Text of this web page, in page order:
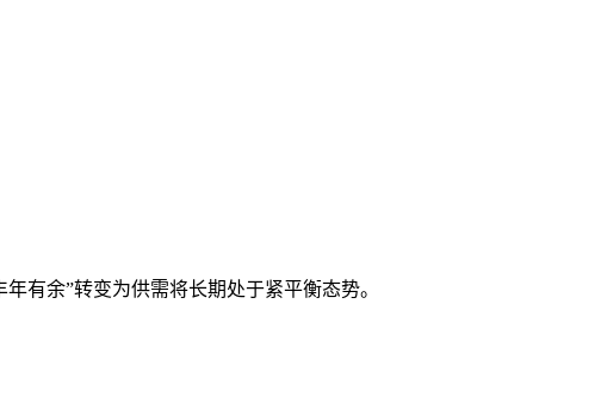
有余”转变为供需将长期处于紧平衡态势。